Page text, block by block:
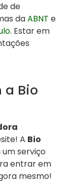
de
daABNT e
. Estar em
a Bio
A Bio
serviço
entrar em
mesmo!